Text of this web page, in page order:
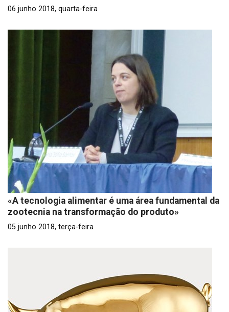
06 junho 2018, quarta-feira
«A tecnologia alimentar é uma área fundamental da
zootecnia na transformação do produto»
05 junho 2018, terça-feira